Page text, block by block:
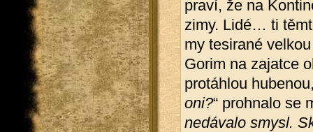
praví, že na
zimy. Lidé… ti
my tesirané
Gorim na zajatce
protáhlou
oni?“ prohnalo se
nedávalo smysl.